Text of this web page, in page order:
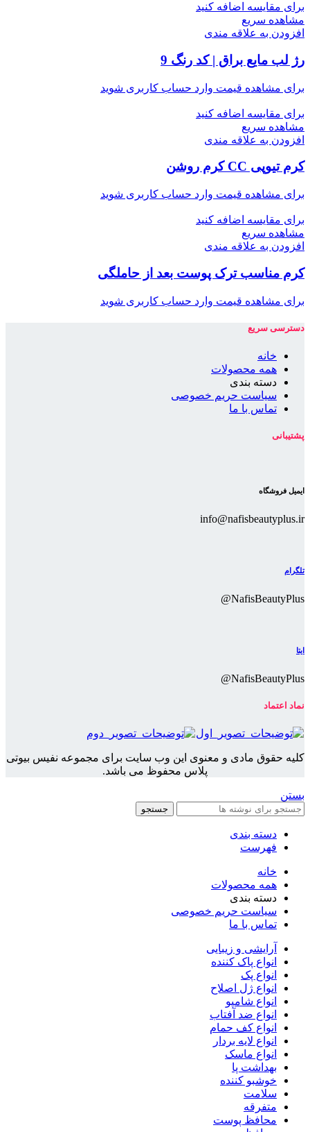
برای مقایسه اضافه کنید
مشاهده سریع
افزودن به علاقه مندی
رژ لب مایع براق | کد رنگ 9
برای مشاهده قیمت وارد حساب کاربری شوید
برای مقایسه اضافه کنید
مشاهده سریع
افزودن به علاقه مندی
کرم تیوپی CC کرم روشن
برای مشاهده قیمت وارد حساب کاربری شوید
برای مقایسه اضافه کنید
مشاهده سریع
افزودن به علاقه مندی
کرم مناسب ترک پوست بعد از حاملگی
برای مشاهده قیمت وارد حساب کاربری شوید
دسترسی سریع
خانه
همه محصولات
دسته بندی
سیاست حریم خصوصی
تماس با ما
پشتیبانی
ایمیل فروشگاه
info@nafisbeautyplus.ir
تلگرام
NafisBeautyPlus@
ایتا
NafisBeautyPlus@
نماد اعتماد
کلیه حقوق مادی و معنوی این وب سایت برای مجموعه نفیس بیوتی
پلاس محفوظ می باشد.
بستن
جستجو
دسته بندی
فهرست
خانه
همه محصولات
دسته بندی
سیاست حریم خصوصی
تماس با ما
آرایشی و زیبایی
انواع پاک کننده
انواع پک
انواع ژل اصلاح
انواع شامپو
انواع ضد آفتاب
انواع کف حمام
انواع لایه بردار
انواع ماسک
بهداشت پا
خوشبو کننده
سلامت
متفرقه
محافظ پوست